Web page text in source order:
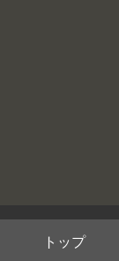
トップ